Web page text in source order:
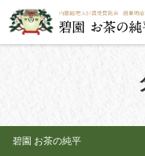
碧園 お茶の純平